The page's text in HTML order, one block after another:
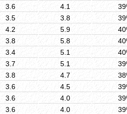
3.6 4.1
3.5 3.8
4.2 5.9
3.8 5.8
3.4 5.1
3.7 5.1
3.8 4.7
3.6 4.5
3.6 4.0
3.6 4.0